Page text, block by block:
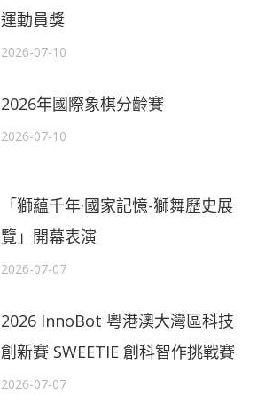
運動員獎
2026-07-10
2026年國際象棋分齡賽
2026-07-10
「獅藴千年·國家記憶-獅舞歷史展
覽」開幕表演
2026-07-07
2026 InnoBot 粵港澳大灣區科技
創新賽 SWEETIE 創科智作挑戰賽
2026-07-07